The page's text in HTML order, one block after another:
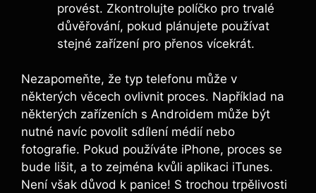
provést. Zkontrolujte políčko pro trvalé
důvěřování, pokud plánujete používat
stejné zařízení pro přenos vícekrát.
Nezapomeňte, že typ telefonu může v
některých věcech ovlivnit proces. Například na
některých zařízeních s Androidem může být
nutné navíc povolit sdílení médií nebo
fotografie. Pokud používáte iPhone, proces se
bude lišit, a to zejména kvůli aplikaci iTunes.
Není však důvod k panice! S trochou trpělivosti